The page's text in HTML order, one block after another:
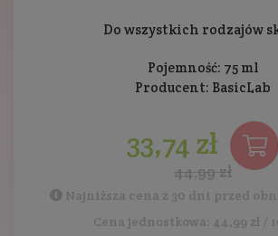
Do wszystkich rodzajów
Pojemność: 75 ml
Producent: BasicLab
33,74 zł
44,99 zł
Najniższa cena z 30 dni przed
Cena jednostkowa: 44,99 zł /